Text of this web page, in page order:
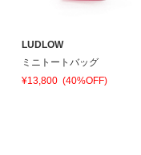
LUDLOW
ミニトートバッグ
¥13,800 (40%OFF)